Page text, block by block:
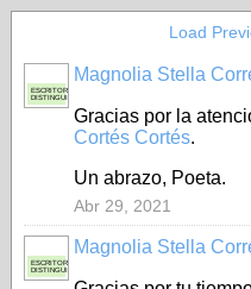
Load
ESCRITORA
DISTINGUIDA
Magnolia Stella
Gracias por la
Cortés Cortés.
Un abrazo, Poeta.
Abr 29, 2021
ESCRITORA
DISTINGUIDA
Magnolia Stella